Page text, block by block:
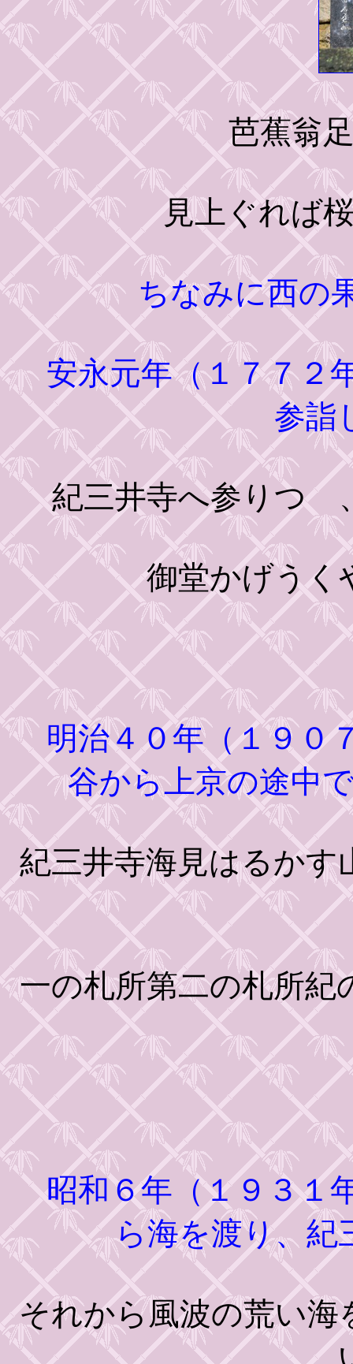
芭蕉翁
見上ぐれば
ちなみに西の
安永元年（１７７２
参詣
紀三井寺へ参りつゝ
御堂かげうく
明治４０年（１９０
谷から上京の途中
紀三井寺海見はるかす
一の札所第二の札所紀
昭和６年（１９３１
ら海を渡り、紀
それから風波の荒い海